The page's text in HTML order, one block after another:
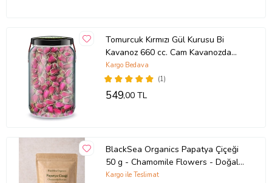
Tomurcuk Kırmızı Gül Kurusu Bi
Kavanoz 660 cc. Cam Kavanozda
Koyu Pembe Tomurcuk Gül Dried
Rose Bud
(1)
Kargo Bedava
549,00 TL
BlackSea Organics Papatya Çiçeği
50 g - Chamomile Flowers - Doğal
Kurutulmuş
Kargo ile Teslimat